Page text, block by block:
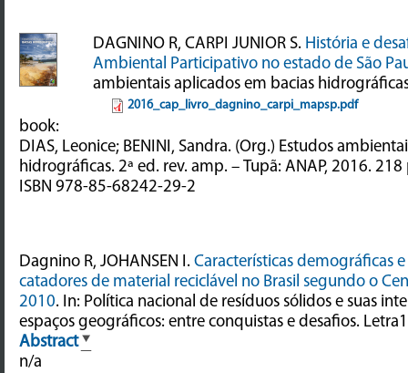
DAGNINO R, CARPI JUNIOR S. História e
Ambiental Participativo no estado de São
ambientais aplicados em bacias
2016_cap_livro_dagnino_carpi_mapsp.pdf
book:
DIAS, Leonice; BENINI, Sandra. (Org.) Estudos
hidrográficas. 2ª ed. rev. amp. – Tupã: ANAP, 2016.
ISBN 978-85-68242-29-2
Dagnino R, JOHANSEN I.Características demográficas
catadores de material reciclável no Brasil segundo o
2010. In: Política nacional de resíduos sólidos e suas
espaços geográficos: entre conquistas e desafios.
Abstract
n/a